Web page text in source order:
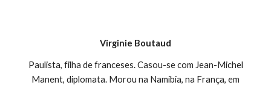
Virginie Boutaud
Paulista, filha de franceses. Casou-se com Jean-Michel
Manent, diplomata. Morou na Namíbia, na França, em